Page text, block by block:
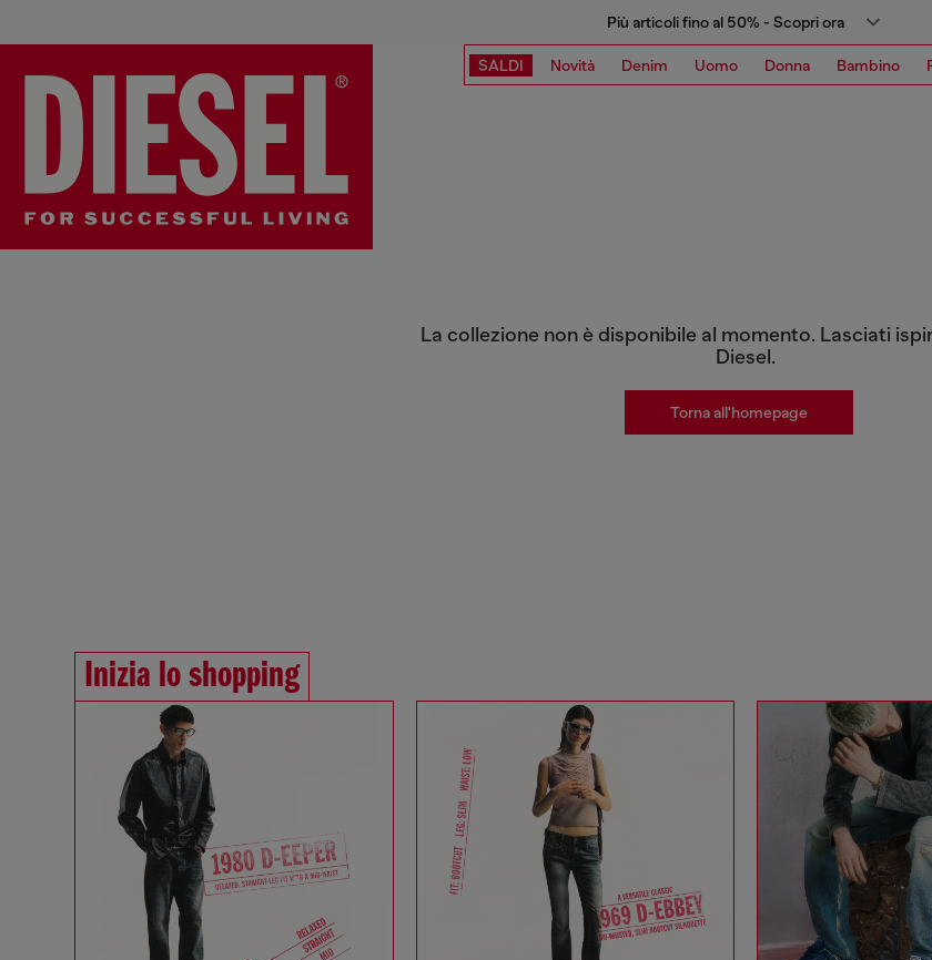
Più articoli fino al 50% - Scopri ora
SALDI Novità Denim Uomo Donna Bambino
Partywear
La collezione non è disponibile al momento. Lasciati
Diesel.
Torna all'homepage
Inizia lo shopping